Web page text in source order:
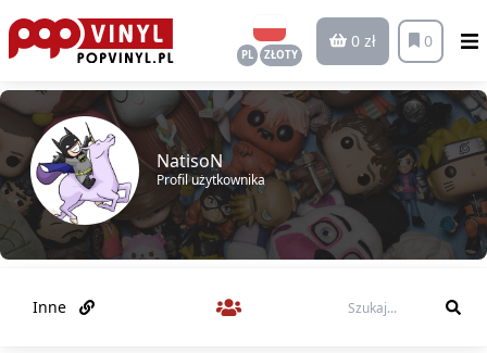
PL ZŁOTY
0 zł 0
NatisoN
Profil użytkownika
Inne